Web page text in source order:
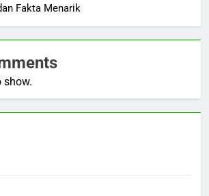
Fakta Menarik
show.